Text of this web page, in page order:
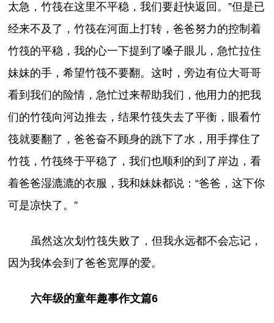
太急，竹筏在这里不平稳，我们要赶快返回。”但是已
经来不及了，竹筏在河面上打转，爸爸努力的控制着
竹筏的平稳，我的心一下提到了嗓子眼儿，急忙拉住
妹妹的手，希望竹筏不要翻。这时，旁边有位大哥哥
看到我们的险情，急忙过来帮助我们，他用力的把我
们的竹筏向河边推去，结果竹筏失去了平衡，眼看竹
筏就要翻了，爸爸奋不顾身的跳下了水，用手撑住了
竹筏，竹筏终于平稳了，我们也顺利的到了岸边，看
着爸爸湿漉漉的衣服，我和妹妹都说：“爸爸，这下你
可是凉快了。”
虽然这次划竹筏失败了，但我永远都不会忘记，
因为我体会到了爸爸宽厚的爱。
六年级的童年趣事作文篇6